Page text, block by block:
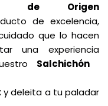
de Origen
de excelencia,
que lo hacen
una experiencia
Salchichón
y deleita a tu paladar